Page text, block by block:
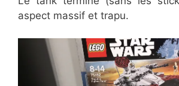
aspect massif et trapu.